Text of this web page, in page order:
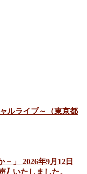
ルライブ～（東京都
」 2026年9月12日
】 いたしました。